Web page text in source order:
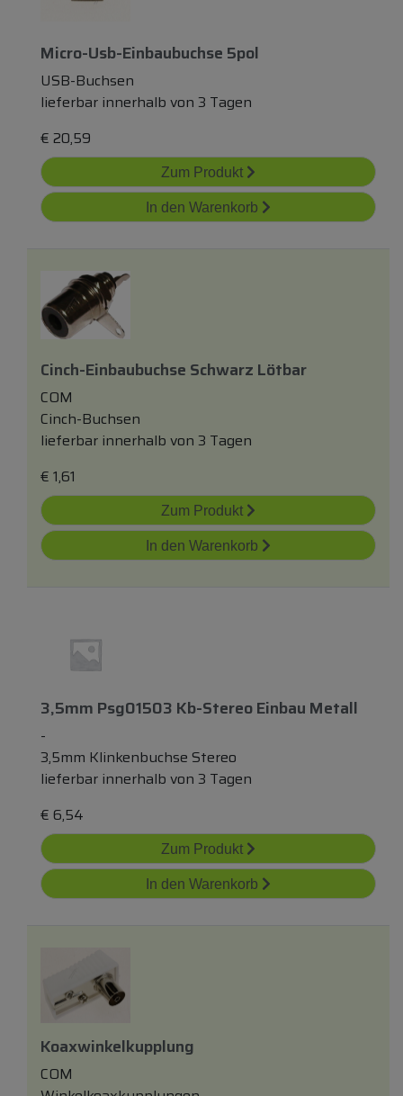
Micro-Usb-Einbaubuchse 5pol
USB-Buchsen
lieferbar innerhalb von 3 Tagen
€ 20,59
Zum Produkt
In den Warenkorb
Cinch-Einbaubuchse Schwarz Lötbar
COM
Cinch-Buchsen
lieferbar innerhalb von 3 Tagen
€ 1,61
Zum Produkt
In den Warenkorb
3,5mm Psg01503 Kb-Stereo Einbau Metall
-
3,5mm Klinkenbuchse Stereo
lieferbar innerhalb von 3 Tagen
€ 6,54
Zum Produkt
In den Warenkorb
Koaxwinkelkupplung
COM